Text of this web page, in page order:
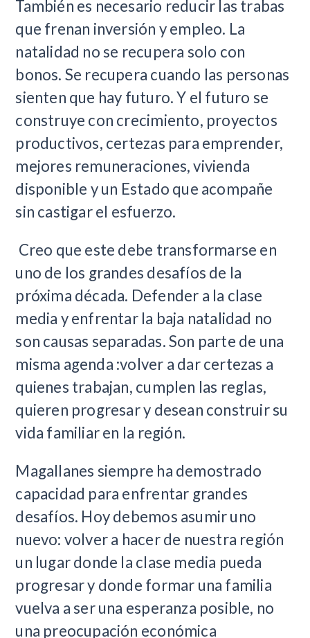
También es necesario reducir las trabas
que frenan inversión y empleo. La
natalidad no se recupera solo con
bonos. Se recupera cuando las personas
sienten que hay futuro. Y el futuro se
construye con crecimiento, proyectos
productivos, certezas para emprender,
mejores remuneraciones, vivienda
disponible y un Estado que acompañe
sin castigar el esfuerzo.
Creo que este debe transformarse en
uno de los grandes desafíos de la
próxima década. Defender a la clase
media y enfrentar la baja natalidad no
son causas separadas. Son parte de una
misma agenda :volver a dar certezas a
quienes trabajan, cumplen las reglas,
quieren progresar y desean construir su
vida familiar en la región.
Magallanes siempre ha demostrado
capacidad para enfrentar grandes
desafíos. Hoy debemos asumir uno
nuevo: volver a hacer de nuestra región
un lugar donde la clase media pueda
progresar y donde formar una familia
vuelva a ser una esperanza posible, no
una preocupación económica